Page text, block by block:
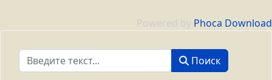
Powered by Phoca Download
Поиск Поиск